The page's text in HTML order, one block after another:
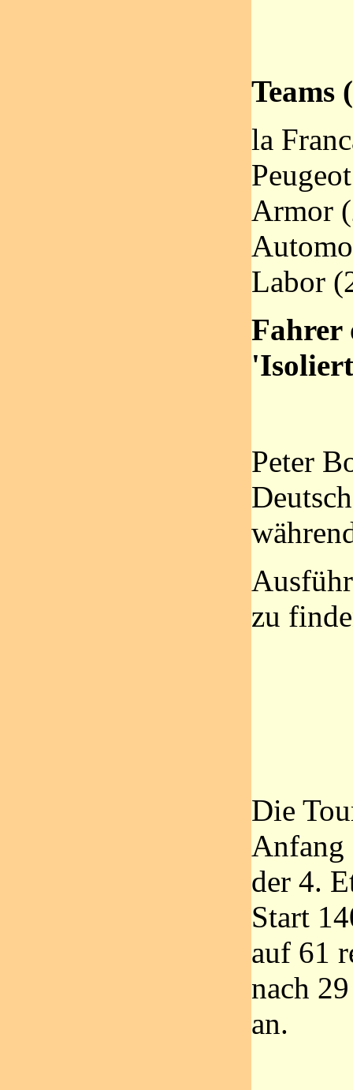
Teams
la
Armor
Labor
Fahrer
Peter
zu
Die
Anfang
der 4.
Start
auf 61
nach
an.